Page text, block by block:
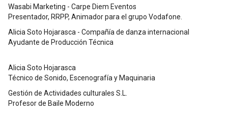
Wasabi Marketing - Carpe Diem Eventos
Presentador, RRPP, Animador para el grupo Vodafone.
Alicia Soto Hojarasca - Compañía de danza internacional
Ayudante de Producción Técnica
Alicia Soto Hojarasca
Técnico de Sonido, Escenografía y Maquinaria
Gestión de Actividades culturales S.L.
Profesor de Baile Moderno